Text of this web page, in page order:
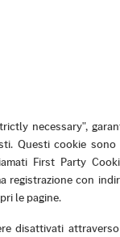
necessary",
Questi cookie sono
First Party
registrazione con
le pagine.
disattivati